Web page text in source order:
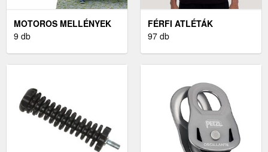
MOTOROS MELLÉNYEK
9 db
FÉRFI ATLÉTÁK
97 db